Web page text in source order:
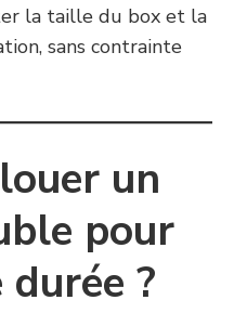
la taille du box et la
sans contrainte
un
pour
?